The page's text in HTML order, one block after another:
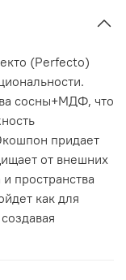
(Perfecto)
сосны+МДФ, что
придает
от внешних
пространства
как для